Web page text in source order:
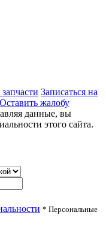
запчасти Записаться на
Оставить жалобу
данные, вы
этого сайта.
* Персональные